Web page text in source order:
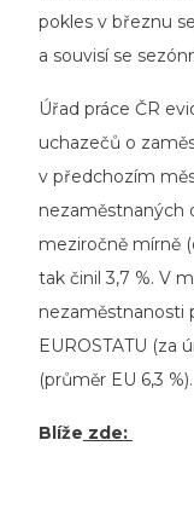
pokles v březnu
a souvisí se
Úřad práce ČR
uchazečů o
v předchozím
nezaměstnaných
meziročně mírně
tak činil 3,7 %. V
nezaměstnanosti
EUROSTATU (za
(průměr EU 6,3 %).
Blíže zde: